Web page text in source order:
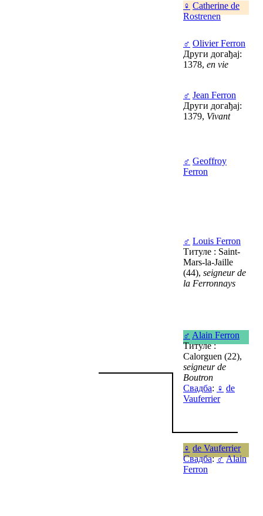
♀ Catherine de
Rostrenen
♂ Olivier Ferron
Други догађај:
1378, en vie
♂ Jean Ferron
Други догађај:
1379, Vivant
♂ Geoffroy
Ferron
♂ Louis Ferron
Титуле : Saint-
Mars-la-Jaille
(44), seigneur de
la Ferronnays
♂ Alain Ferron
Титуле :
Calorguen (22),
seigneur de
Boutron
Свадба: ♀ de
Vauferrier
♀ de Vauferrier
Свадба:♂ Alain
Ferron